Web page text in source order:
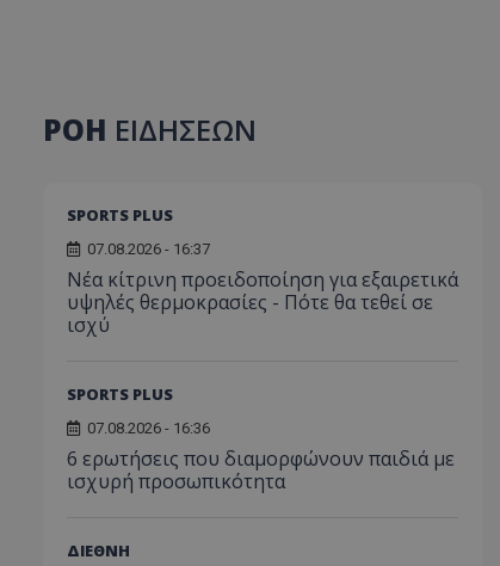
ΡΟΗ ΕΙΔΗΣΕΩΝ
SPORTS PLUS
07.08.2026 - 16:37
Νέα κίτρινη προειδοποίηση για εξαιρετικά
υψηλές θερμοκρασίες - Πότε θα τεθεί σε
ισχύ
SPORTS PLUS
07.08.2026 - 16:36
6 ερωτήσεις που διαμορφώνουν παιδιά με
ισχυρή προσωπικότητα
ΔΙΕΘΝΗ